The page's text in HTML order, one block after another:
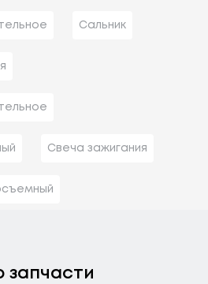
Сальник
Свеча зажигания
запчасти